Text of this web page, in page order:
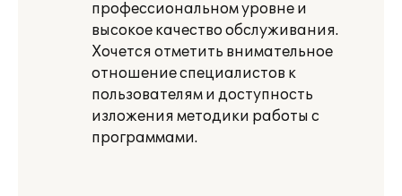
профессиональном уровне и
высокое качество обслуживания.
Хочется отметить внимательное
отношение специалистов к
пользователям и доступность
изложения методики работы с
программами.